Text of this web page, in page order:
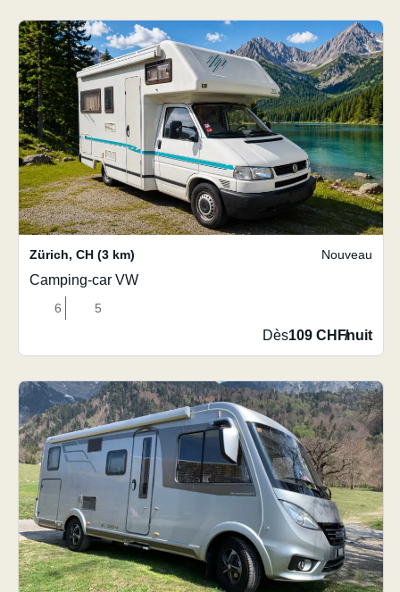
Zürich, CH (3 km) Nouveau
Camping-car VW
6 5
Dès109 CHF/nuit